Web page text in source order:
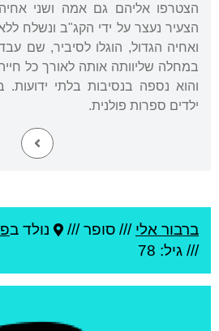
הצטרפו אליהם גם אמה ושני
הצעיר נעצר על ידי הקג"ב ונשלח
ואחיה הגדול, הוגלו לסיביר, שם
במחלה שליוותה אותה לאורך כל
והוא נספה בנסיבות בלתי ידועות.
ילדים ספרות פולנית.
ברבור אלי /// סופר /// נולד ב
/// גיל: 78